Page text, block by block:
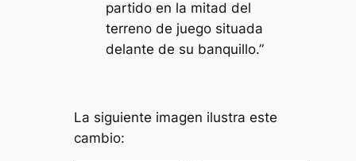
partido en la mitad del
terreno de juego situada
delante de su banquillo.”
La siguiente imagen ilustra este
cambio: